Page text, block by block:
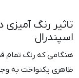
تاثیر رنگ
اسپندرال
هنگامی که رنگ
ظاهری یکنواخت به